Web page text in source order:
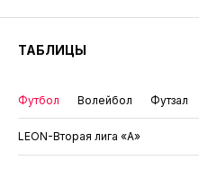
ТАБЛИЦЫ
Футбол Волейбол Футзал
LEON-Вторая лига «А»